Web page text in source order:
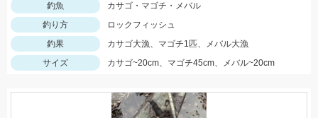
釣魚
カサゴ・マゴチ・メバル
釣り方
ロックフィッシュ
釣果
カサゴ大漁、マゴチ1匹、メバル大漁
サイズ
カサゴ~20cm、マゴチ45cm、メバル~20cm